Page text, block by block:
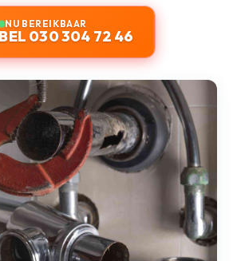
NU BEREIKBAAR
BEL 030 304 72 46